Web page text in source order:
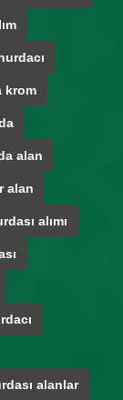
krom
alan
alan
alımı
alanlar